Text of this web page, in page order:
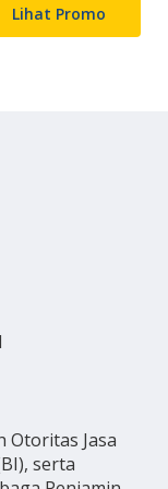
Lihat Promo
Otoritas Jasa
serta